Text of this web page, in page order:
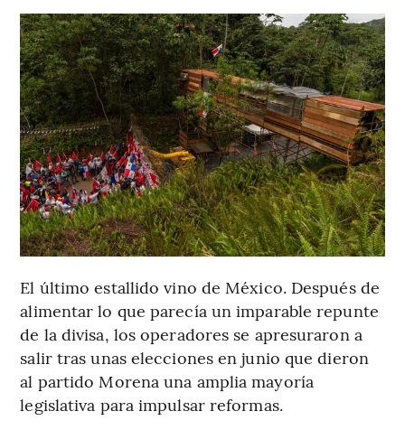
El último estallido vino de México. Después de
alimentar lo que parecía un imparable repunte
de la divisa, los operadores se apresuraron a
salir tras unas elecciones en junio que dieron
al partido Morena una amplia mayoría
legislativa para impulsar reformas.